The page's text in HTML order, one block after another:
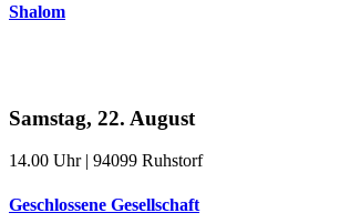
Shalom
Samstag, 22. August
14.00 Uhr | 94099 Ruhstorf
Geschlossene Gesellschaft